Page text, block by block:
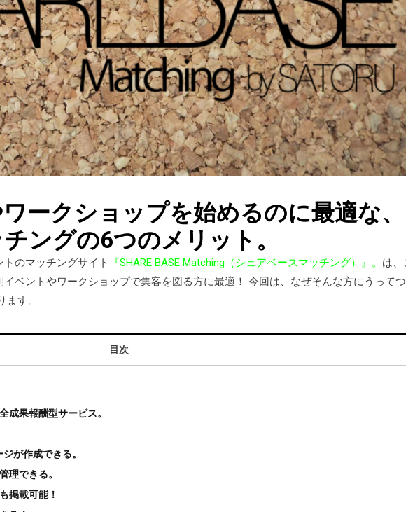
ークショップを始めるのに最適な、
ングの6つのメリット。
トのマッチングサイト 『SHARE BASE Matching（シェアベースマッチング）』。 は、
ベントやワークショップで集客を図る方に最適！ 今回は、なぜそんな方にうって
す。
目次
果報酬型サービス。
が作成できる。
理できる。
掲載可能！